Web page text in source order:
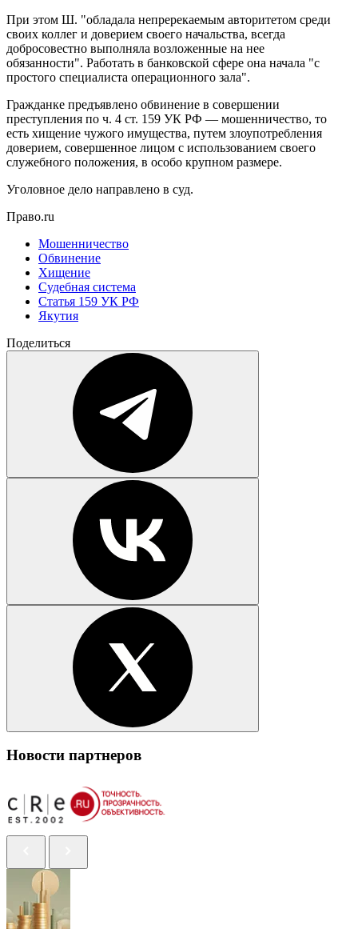
При этом Ш. "обладала непререкаемым авторитетом среди
своих коллег и доверием своего начальства, всегда
добросовестно выполняла возложенные на нее
обязанности". Работать в банковской сфере она начала "с
простого специалиста операционного зала".
Гражданке предъявлено обвинение в совершении
преступления по ч. 4 ст. 159 УК РФ — мошенничество, то
есть хищение чужого имущества, путем злоупотребления
доверием, совершенное лицом с использованием своего
служебного положения, в особо крупном размере.
Уголовное дело направлено в суд.
Право.ru
Мошенничество
Обвинение
Хищение
Судебная система
Статья 159 УК РФ
Якутия
Поделиться
Новости партнеров